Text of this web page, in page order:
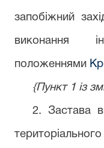
запобіжний
виконання
положеннями
{Пункт 1 із
2. Застава